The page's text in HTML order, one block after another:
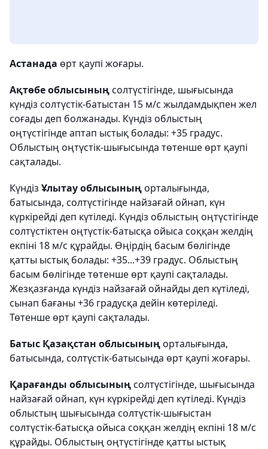
Астанада өрт қаупі жоғары.
Ақтөбе облысыныңсолтүстігінде, шығысында
күндіз солтүстік-батыстан 15 м/с жылдамдықпен жел
соғады деп болжанады. Күндіз облыстың
оңтүстігінде аптап ыстық болады: +35 градус.
Облыстың оңтүстік-шығысында төтенше өрт қаупі
сақталады.
Күндіз Ұлытау облысыныңорталығында,
батысында, солтүстігінде найзағай ойнап, күн
күркірейді деп күтіледі. Күндіз облыстың оңтүстігінде
солтүстіктен оңтүстік-батысқа ойыса соққан желдің
екпіні 18 м/с құрайды. Өңірдің басым бөлігінде
қатты ыстық болады: +35...+39 градус. Облыстың
басым бөлігінде төтенше өрт қаупі сақталады.
Жезқазғанда күндіз найзағай ойнайды деп күтіледі,
сынап бағаны +36 градусқа дейін көтеріледі.
Төтенше өрт қаупі сақталады.
Батыс Қазақстан облысыныңорталығында,
батысында, солтүстік-батысында өрт қаупі жоғары.
Қарағанды облысыныңсолтүстігінде, шығысында
найзағай ойнап, күн күркірейді деп күтіледі. Күндіз
облыстың шығысында солтүстік-шығыстан
солтүстік-батысқа ойыса соққан желдің екпіні 18 м/с
құрайды. Облыстың оңтүстігінде қатты ыстық